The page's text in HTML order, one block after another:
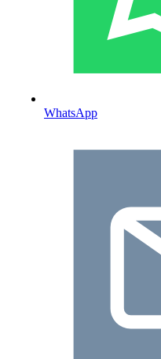
WhatsApp